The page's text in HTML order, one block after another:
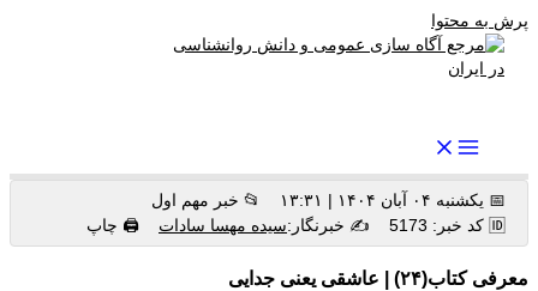
پرش به محتوا
📅 یکشنبه ۰۴ آبان ۱۴۰۴ | ۱۳:۳۱
📂 خبر مهم اول
🆔 کد خبر: 5173
✍️ خبرنگار:سیده مهسا سادات 🖨 چاپ
معرفی کتاب(۲۴) | عاشقی یعنی جدایی